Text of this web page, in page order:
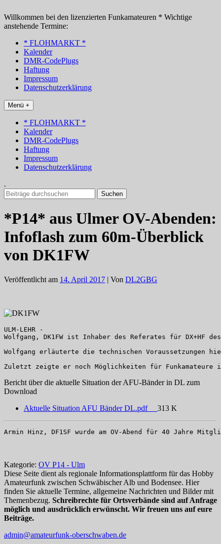
Inhalt
springen
Willkommen bei den lizenzierten Funkamateuren * Wichtige
anstehende Termine:
* FLOHMARKT *
Kalender
DMR-CodePlugs
Haftung
Impressum
Datenschutzerklärung
Menü +
* FLOHMARKT *
Kalender
DMR-CodePlugs
Haftung
Impressum
Datenschutzerklärung
.
Suchen
nach:
*P14* aus Ulmer OV-Abenden:
Infoflash zum 60m-Überblick
von DK1FW
Veröffentlicht am 14. April 2017 | Von DL2GBG
ULM-LEHR -
Wolfgang, DK1FW ist Inhaber des Referates für DX+HF
Wolfgang erläuterte die technischen Voraussetzungen
Zuletzt zeigte er noch Möglichkeiten für Funkamateure
Bericht über die aktuelle Situation der AFU-Bänder in DL zum
Download
Aktuelle Situation AFU Bänder DL.pdf 313 K
Armin Hinz, DF1SF wurde am OV-Abend für 40 Jahre
Kategorie: OV P14 - Ulm
Diese Seite dient als regionale Informationsplattform für das Hobby
Amateurfunk zwischen Schwäbischer Alb und Bodensee. Hier
finden Sie aktuelle Termine, allgemeine Nachrichten und Bilder mit
Themenbezug. Schreibrechte für Ortsverbände sind auf Anfrage
möglich und ausdrücklich erwünscht. Wir freuen uns auf eure
Beiträge.
admin@amateurfunk-oberschwaben.de